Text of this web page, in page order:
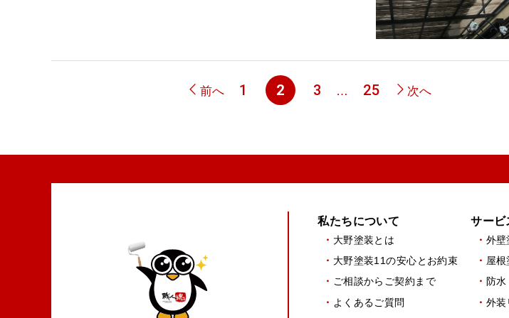
前へ
ペ
1
ペ
ジ
2
ペ
3 …
ペ
25 次へ
私たちについて
大野塗装とは
大野塗装11の安心とお約束
ご相談からご契約まで
よくあるご質問
サービ
外壁
屋根
防水
外装